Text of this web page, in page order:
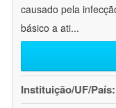
causado pela
básico a ati...
Instituição/UF/País: